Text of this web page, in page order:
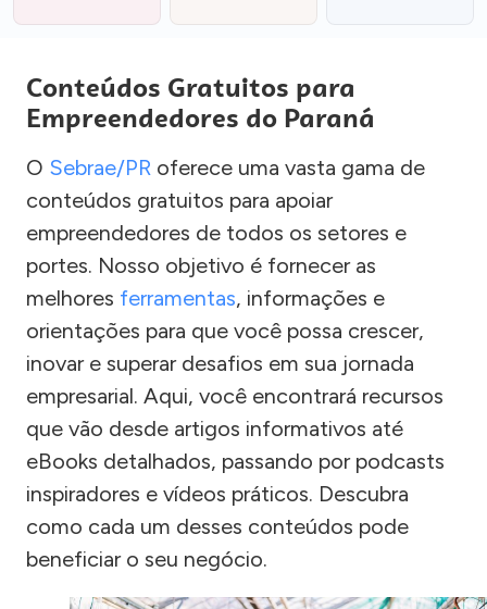
Conteúdos Gratuitos para
Empreendedores do Paraná
O Sebrae/PR oferece uma vasta gama de
conteúdos gratuitos para apoiar
empreendedores de todos os setores e
portes. Nosso objetivo é fornecer as
melhores ferramentas, informações e
orientações para que você possa crescer,
inovar e superar desafios em sua jornada
empresarial. Aqui, você encontrará recursos
que vão desde artigos informativos até
eBooks detalhados, passando por podcasts
inspiradores e vídeos práticos. Descubra
como cada um desses conteúdos pode
beneficiar o seu negócio.